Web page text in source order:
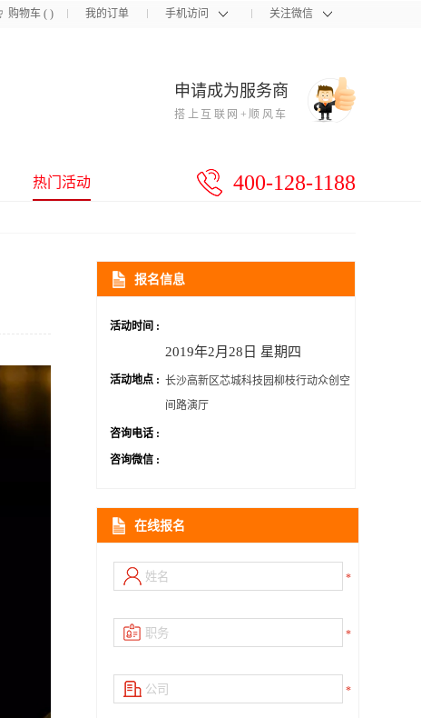
我的订单 手机访问 关注微信
购物车 ( )
申请成为服务商
搭上互联网+顺风车
400-128-1188
热门活动
报名信息
活动时间 :
2019年2月28日 星期四
活动地点 : 长沙高新区芯城科技园柳枝行动众创空
间路演厅
咨询电话 :
咨询微信 :
在线报名
*
*
*